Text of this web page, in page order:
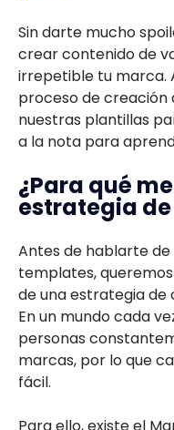
Sin darte mucho
crear contenido de
irrepetible tu marca.
proceso de creación
nuestras plantillas
a la nota para
¿Para qué
estrategia
Antes de hablarte
templates,
de una estrategia de
En un mundo cada
personas
marcas, por lo que
fácil.